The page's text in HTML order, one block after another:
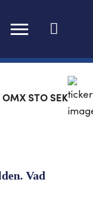
STO SEK
Vad